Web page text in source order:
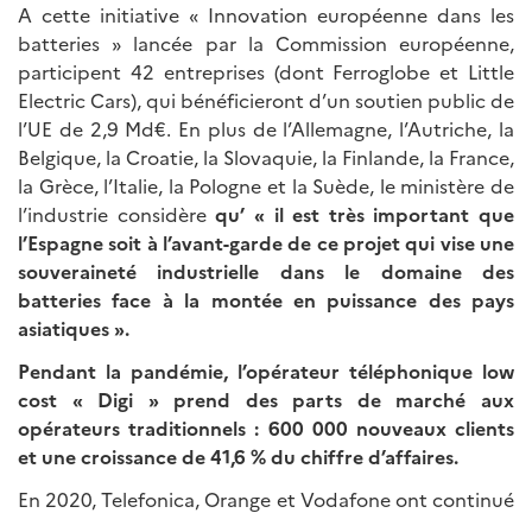
A cette initiative « Innovation européenne dans les
batteries » lancée par la Commission européenne,
participent 42 entreprises (dont Ferroglobe et Little
Electric Cars), qui bénéficieront d’un soutien public de
l’UE de 2,9 Md€. En plus de l’Allemagne, l’Autriche, la
Belgique, la Croatie, la Slovaquie, la Finlande, la France,
la Grèce, l’Italie, la Pologne et la Suède, le ministère de
l’industrie considèrequ’ « il est très important que
l’Espagne soit à l’avant-garde de ce projet qui vise une
souveraineté industrielle dans le domaine des
batteries face à la montée en puissance des pays
asiatiques ».
Pendant la pandémie, l’opérateur téléphonique low
cost «
Digi » prend des parts de marché aux
opérateurs traditionnels : 600 000 nouveaux clients
et une croissance de 41,6 % du chiffre d’affaires.
En 2020, Telefonica, Orange et Vodafone ont continué